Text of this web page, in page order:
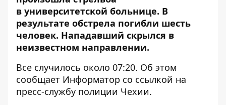
в университетской больнице. В
результате обстрела погибли шесть
человек. Нападавший скрылся в
неизвестном направлении.
Все случилось около 07:20. Об этом
сообщает Информатор со ссылкой на
пресс-службу полиции Чехии.